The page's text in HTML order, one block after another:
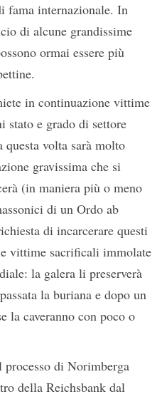
fama internazionale. In
di alcune grandissime
ormai essere più
in continuazione vittime
stato e grado di settore
volta sarà molto
gravissima che si
(in maniera più o meno
di un Ordo ab
di incarcerare questi
vittime sacrificali immolate
la galera li preserverà
la buriana e dopo un
la caveranno con poco o
di Norimberga
della Reichsbank dal